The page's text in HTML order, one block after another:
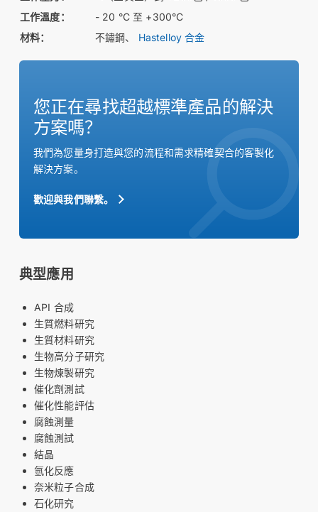
工作溫度：
- 20 °C 至 +300°C
材料：
不鏽鋼、 Hastelloy 合金
您正在尋找超越標準產品的解決
方案嗎？
我們為您量身打造與您的流程和需求精確契合的客製化
解決方案。
歡迎與我們聯繫。
典型應用
API 合成
生質燃料研究
生質材料研究
生物高分子研究
生物煉製研究
催化劑測試
催化性能評估
腐蝕測量
腐蝕測試
結晶
氫化反應
奈米粒子合成
石化研究